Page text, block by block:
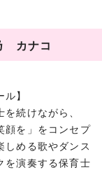
カナコ
ル】
を続けながら、
顔を」をコンセプ
しめる歌やダンス
を演奏する保育士